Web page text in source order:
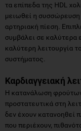
τα επίπεδα της HDL
μειωθεί η συσσώρευση
αρτηριακή πίεση.
συμβάλει σε καλύτερα
καλύτερη λειτουργία
συστήματος.
Καρδιαγγειακή
Η κατανάλωση φρούτων
προστατευτικά στη
δεν έχουν κατανοηθεί
που περιέχουν,